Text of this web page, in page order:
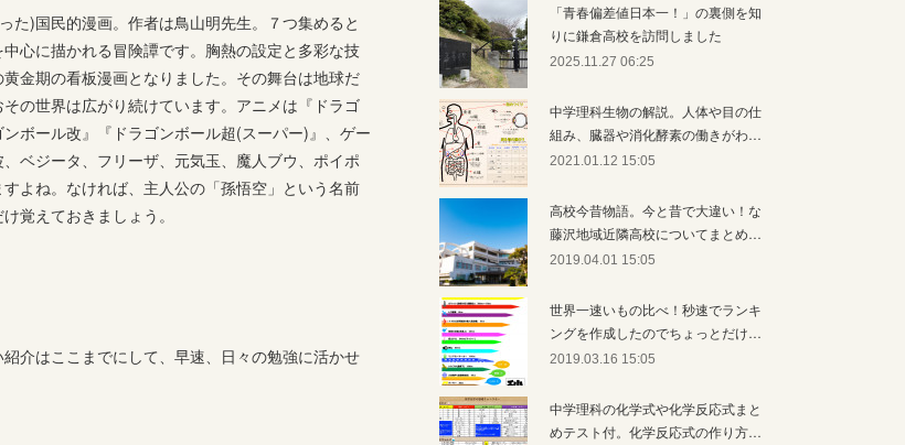
た)国民的漫画。作者は鳥山明先生。７つ集めると
心に描かれる冒険譚です。胸熱の設定と多彩な技
金期の看板漫画となりました。その舞台は地球だ
の世界は広がり続けています。アニメは『ドラゴ
ボール改』『ドラゴンボール超(スーパー)』、ゲー
ベジータ、フリーザ、元気玉、魔人ブウ、ポイポ
よね。なければ、主人公の「孫悟空」という名前
覚えておきましょう。
介はここまでにして、早速、日々の勉強に活かせ
「青春偏差値日本一！」の裏側を知
りに鎌倉高校を訪問しました
2025.11.27 06:25
中学理科生物の解説。人体や目の仕
組み、臓器や消化酵素の働きがわ…
2021.01.12 15:05
高校今昔物語。今と昔で大違い！な
藤沢地域近隣高校についてまとめ…
2019.04.01 15:05
世界一速いもの比べ！秒速でランキ
ングを作成したのでちょっとだけ…
2019.03.16 15:05
中学理科の化学式や化学反応式まと
めテスト付。化学反応式の作り方…